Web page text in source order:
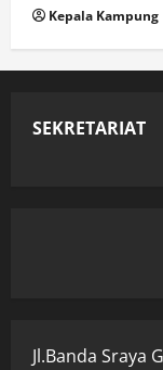
Kepala Kampung
SEKRETARIAT
Jl.Banda Sraya